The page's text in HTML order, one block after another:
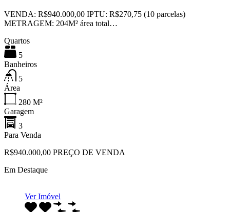
VENDA: R$940.000,00 IPTU: R$270,75 (10 parcelas)
METRAGEM: 204M² área total…
Quartos
5
Banheiros
5
Área
280 M²
Garagem
3
Para Venda
R$940.000,00 PREÇO DE VENDA
Em Destaque
Ver Imóvel